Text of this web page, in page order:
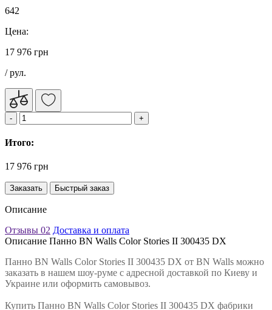
642
Цена:
17 976 грн
/ рул.
Итого:
17 976 грн
Заказать Быстрый заказ
Описание
Отзывы 02 Доставка и оплата
Описание Панно BN Walls Color Stories II 300435 DX
Панно BN Walls Color Stories II 300435 DX от BN Walls можно
заказать в нашем шоу-руме с адресной доставкой по Киеву и
Украине или оформить самовывоз.
Купить Панно BN Walls Color Stories II 300435 DX фабрики